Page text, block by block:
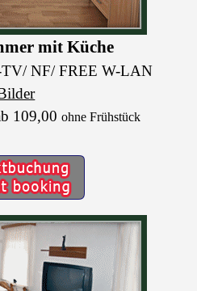
mit Küche
NF/ FREE W-LAN
109,00 ohne Frühstück